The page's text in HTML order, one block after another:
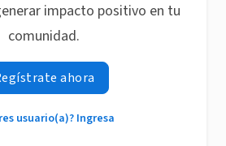
impacto positivo en tu
comunidad.
ahora
usuario(a)? Ingresa